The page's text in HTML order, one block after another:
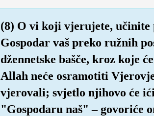
(8) O vi koji vjerujete,
Gospodar vaš preko ružnih
džennetske bašče, kroz koje
Allah neće osramotiti
vjerovali; svjetlo njihovo će
"Gospodaru naš" – govoriće